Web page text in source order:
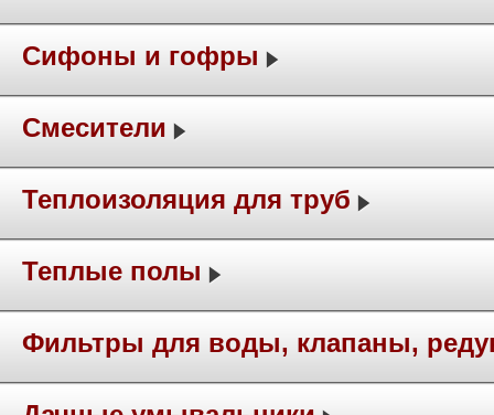
Сифоны и гофры
Смесители
Теплоизоляция для труб
Теплые полы
Фильтры для воды, клапаны,